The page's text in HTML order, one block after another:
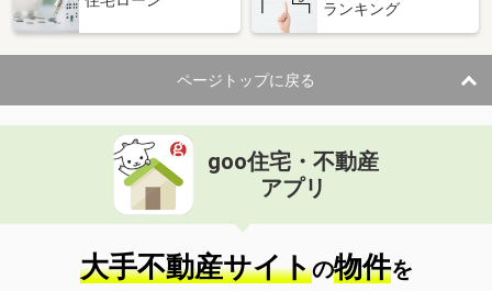
ランキング
ページトップに戻る
goo住宅・不動産
アプリ
大手不動産サイトの物件を